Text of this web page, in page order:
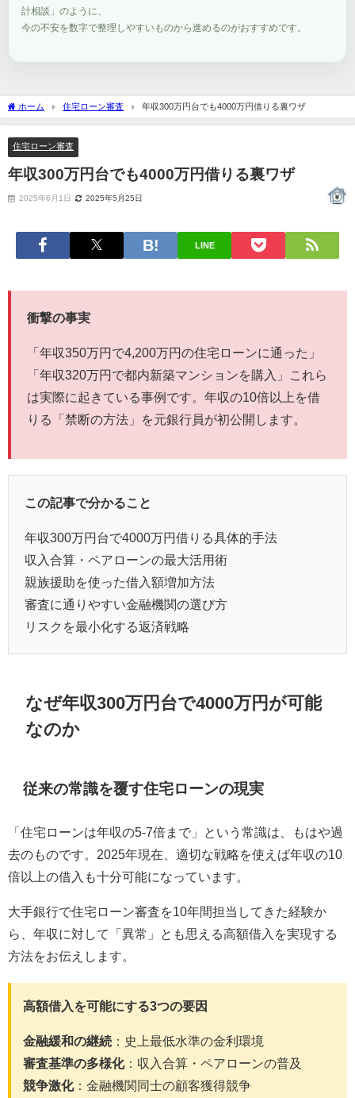
計相談」のように、
今の不安を数字で整理しやすいものから進めるのがおすすめです。
ホーム 住宅ローン審査 年収300万円台でも4000万円借りる裏ワザ
住宅ローン審査
年収300万円台でも4000万円借りる裏ワザ
2025年6月1日 2025年5月25日
LINE
衝撃の事実
「年収350万円で4,200万円の住宅ローンに通った」
「年収320万円で都内新築マンションを購入」これら
は実際に起きている事例です。年収の10倍以上を借
りる「禁断の方法」を元銀行員が初公開します。
この記事で分かること
年収300万円台で4000万円借りる具体的手法
収入合算・ペアローンの最大活用術
親族援助を使った借入額増加方法
審査に通りやすい金融機関の選び方
リスクを最小化する返済戦略
なぜ年収300万円台で4000万円が可能
なのか
従来の常識を覆す住宅ローンの現実
「住宅ローンは年収の5-7倍まで」という常識は、もはや過
去のものです。2025年現在、適切な戦略を使えば年収の10
倍以上の借入も十分可能になっています。
大手銀行で住宅ローン審査を10年間担当してきた経験か
ら、年収に対して「異常」とも思える高額借入を実現する
方法をお伝えします。
高額借入を可能にする3つの要因
金融緩和の継続 ：史上最低水準の金利環境
審査基準の多様化：収入合算・ペアローンの普及
競争激化：金融機関同士の顧客獲得競争